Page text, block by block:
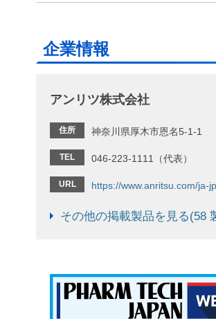
企業情報
アンリツ株式会社
住所 神奈川県厚木市恩名5-1-1
TEL 046-223-1111（代表）
URL https://www.anritsu.com/ja-
その他の掲載製品を見る(58